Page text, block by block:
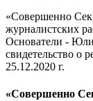
«Совершенно
журналистских
Основатели -
свидетельство о
25.12.2020 г.
«Совершенно